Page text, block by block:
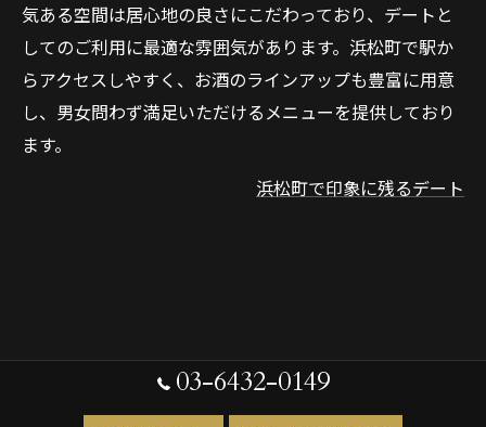
気ある空間は居心地の良さにこだわっており、デートと
してのご利用に最適な雰囲気があります。浜松町で駅か
らアクセスしやすく、お酒のラインアップも豊富に用意
し、男女問わず満足いただけるメニューを提供しており
ます。
浜松町で印象に残るデート
03-6432-0149